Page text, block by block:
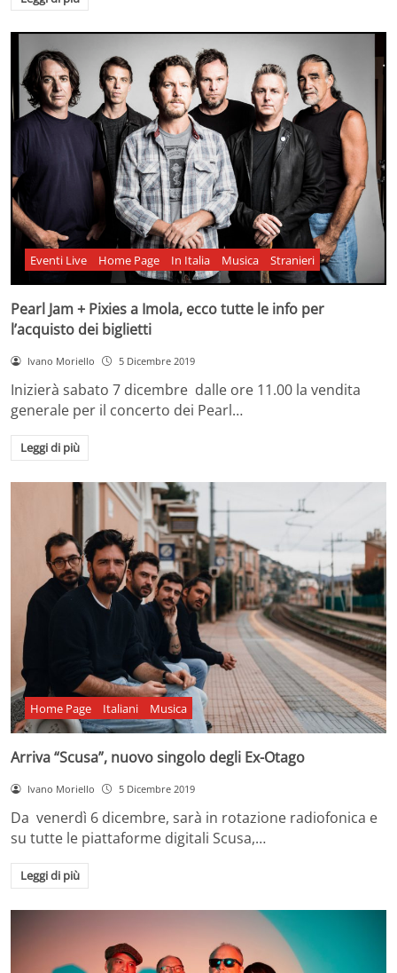
Eventi Live Home Page In Italia Musica Stranieri
Pearl Jam + Pixies a Imola, ecco tutte le info per
l’acquisto dei biglietti
Ivano Moriello 5 Dicembre 2019
Inizierà sabato 7 dicembre dalle ore 11.00 la vendita
generale per il concerto dei Pearl…
Leggi di più
Home Page Italiani Musica
Arriva “Scusa”, nuovo singolo degli Ex-Otago
Ivano Moriello 5 Dicembre 2019
Da venerdì 6 dicembre, sarà in rotazione radiofonica e
su tutte le piattaforme digitali Scusa,…
Leggi di più